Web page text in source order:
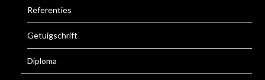
Referenties
Getuigschrift
Diploma